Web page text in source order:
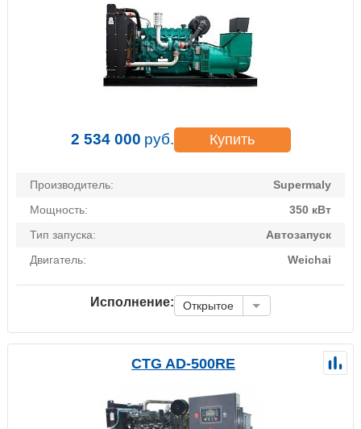
2 534 000 руб. Купить
Производитель:
Supermaly
Мощность:
350 кВт
Тип запуска:
Автозапуск
Двигатель:
Weichai
Исполнение: Открытое
CTG AD-500RE